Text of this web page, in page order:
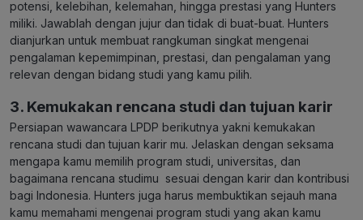
potensi, kelebihan, kelemahan, hingga prestasi yang Hunters
miliki. Jawablah dengan jujur dan tidak di buat-buat. Hunters
dianjurkan untuk membuat rangkuman singkat mengenai
pengalaman kepemimpinan, prestasi, dan pengalaman yang
relevan dengan bidang studi yang kamu pilih.
3. Kemukakan rencana studi dan tujuan karir
Persiapan wawancara LPDP berikutnya yakni kemukakan
rencana studi dan tujuan karir mu. Jelaskan dengan seksama
mengapa kamu memilih program studi, universitas, dan
bagaimana rencana studimu sesuai dengan karir dan kontribusi
bagi Indonesia. Hunters juga harus membuktikan sejauh mana
kamu memahami mengenai program studi yang akan kamu